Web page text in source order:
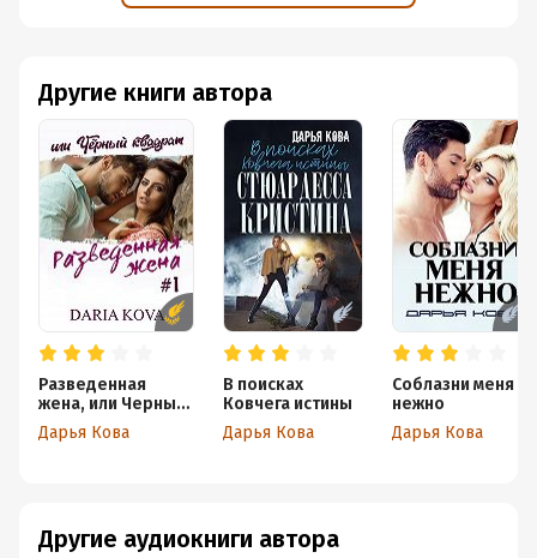
Другие книги автора
Разведенная
жена, или Черный
квадрат
Дарья Кова
В поисках
Ковчега истины
Дарья Кова
Соблазни меня
нежно
Дарья Кова
Другие аудиокниги автора